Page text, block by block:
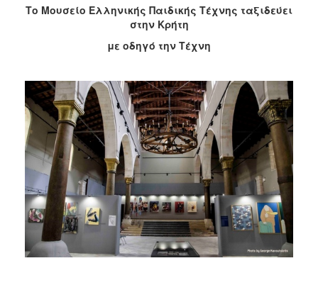
2013
2010
2006
ΔΗΜΟΤΗΣ
ΕΠΙΣΚΕΠΤΗΣ
ΗΡΑΚΛΕΙΟ
Το Μουσείο Ελληνικής Παιδικής Τέχνης ταξιδεύει
στην Κρήτη
με οδηγό την Τέχνη